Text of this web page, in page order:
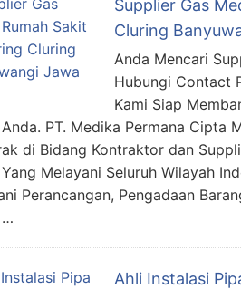
Supplier Gas
Cluring
Anda Mencari
Hubungi Contact
Kami Siap
PT. Medika Permana Cipta
di Bidang Kontraktor dan
Melayani Seluruh Wilayah
Perancangan, Pengadaan
…
Ahli Instalasi